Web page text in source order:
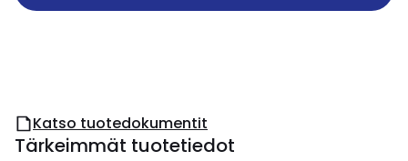
Katso tuotedokumentit
Tärkeimmät tuotetiedot